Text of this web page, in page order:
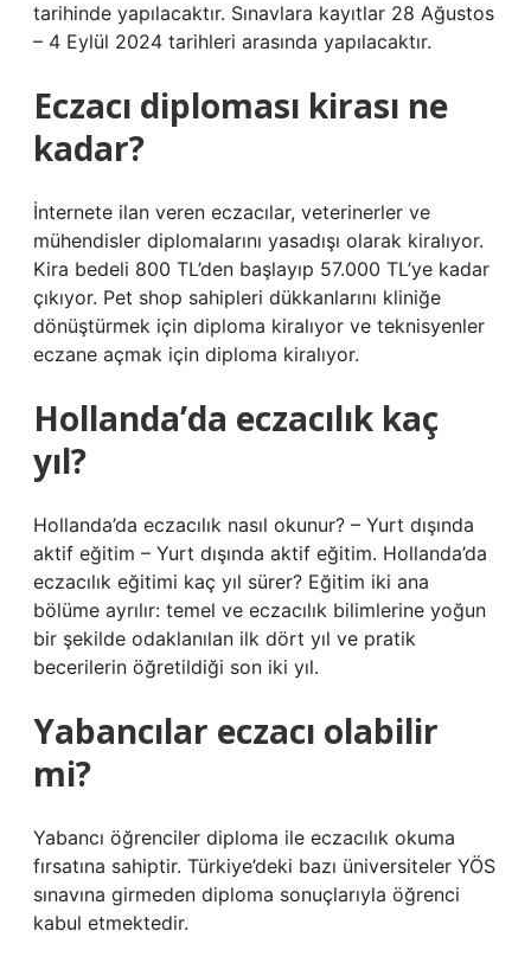
tarihinde yapılacaktır. Sınavlara kayıtlar 28 Ağustos
– 4 Eylül 2024 tarihleri ​​arasında yapılacaktır.
Eczacı diploması kirası ne
kadar?
İnternete ilan veren eczacılar, veterinerler ve
mühendisler diplomalarını yasadışı olarak kiralıyor.
Kira bedeli 800 TL’den başlayıp 57.000 TL’ye kadar
çıkıyor. Pet shop sahipleri dükkanlarını kliniğe
dönüştürmek için diploma kiralıyor ve teknisyenler
eczane açmak için diploma kiralıyor.
Hollanda’da eczacılık kaç
yıl?
Hollanda’da eczacılık nasıl okunur? – Yurt dışında
aktif eğitim – Yurt dışında aktif eğitim. Hollanda’da
eczacılık eğitimi kaç yıl sürer? Eğitim iki ana
bölüme ayrılır: temel ve eczacılık bilimlerine yoğun
bir şekilde odaklanılan ilk dört yıl ve pratik
becerilerin öğretildiği son iki yıl.
Yabancılar eczacı olabilir
mi?
Yabancı öğrenciler diploma ile eczacılık okuma
fırsatına sahiptir. Türkiye’deki bazı üniversiteler YÖS
sınavına girmeden diploma sonuçlarıyla öğrenci
kabul etmektedir.